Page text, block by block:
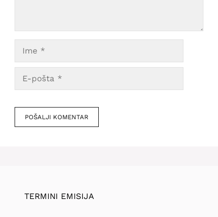
pošta
mesto
TERMINI EMISIJA